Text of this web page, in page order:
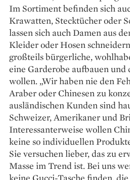
Im Sortiment befinden sich
Krawatten, Stecktücher oder
lassen sich auch Damen aus
Kleider oder Hosen
großteils bürgerliche,
eine Garderobe aufbauen und
wollen. „Wir haben nie den
Araber oder Chinesen zu
ausländischen Kunden sind
Schweizer, Amerikaner und
Interessanterweise wollen
keine so individuellen
Sie versuchen lieber, das zu
Masse im Trend ist. Bei uns
keine Gucci-Tasche finden,